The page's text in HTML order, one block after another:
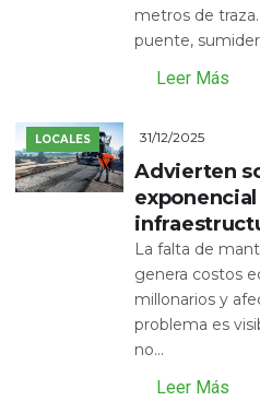
metros de
puente,
Leer Más
LOCALES 31/12/2025
Advierten
La falta de
genera costos
millonarios y
problema es
no...
Leer Más